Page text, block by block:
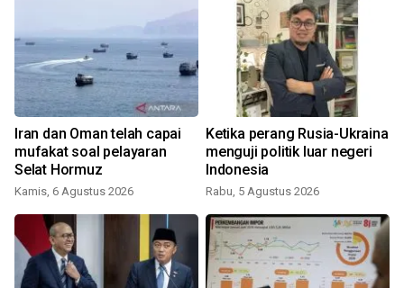
Iran dan Oman telah capai
mufakat soal pelayaran
Selat Hormuz
Kamis, 6 Agustus 2026
Ketika perang Rusia-Ukraina
menguji politik luar negeri
Indonesia
Rabu, 5 Agustus 2026